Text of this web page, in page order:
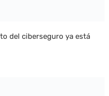
del ciberseguro ya está